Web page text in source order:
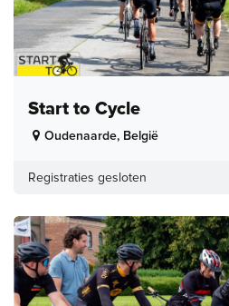
Start to Cycle
Oudenaarde, België
Registraties gesloten